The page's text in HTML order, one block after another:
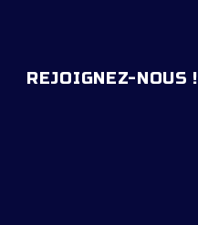
REJOIGNEZ-NOUS !